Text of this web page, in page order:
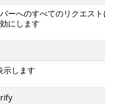
ーへのすべてのリクエストに
にします
示します